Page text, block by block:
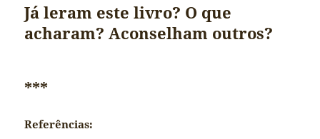
Já leram este livro? O que
acharam? Aconselham outros?
***
Referências: